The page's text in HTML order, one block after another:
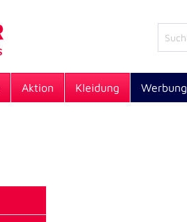
Aktion Kleidung Werbung